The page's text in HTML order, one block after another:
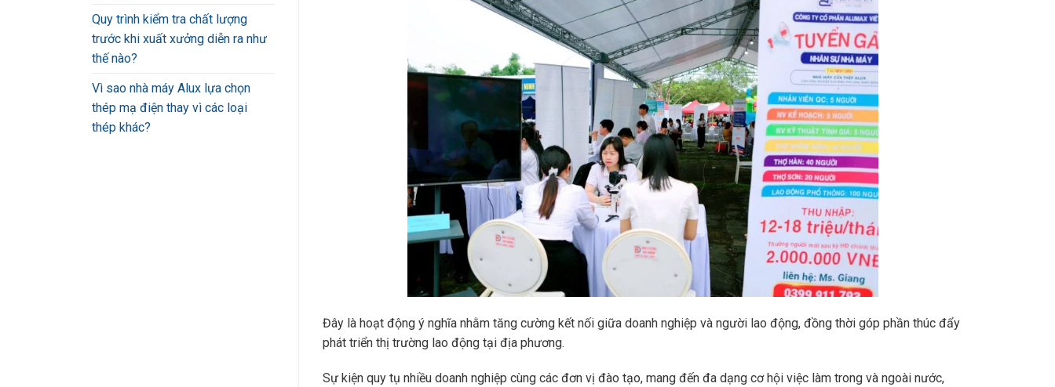
Quy trình kiểm tra chất lượng
trước khi xuất xưởng diễn ra như
thế nào?
Vì sao nhà máy Alux lựa chọn
thép mạ điện thay vì các loại
thép khác?
Đây là hoạt động ý nghĩa nhằm tăng cường kết nối giữa doanh nghiệp và người lao động, đồng thời góp phần thúc đẩy
phát triển thị trường lao động tại địa phương.
Sự kiện quy tụ nhiều doanh nghiệp cùng các đơn vị đào tạo, mang đến đa dạng cơ hội việc làm trong và ngoài nước,